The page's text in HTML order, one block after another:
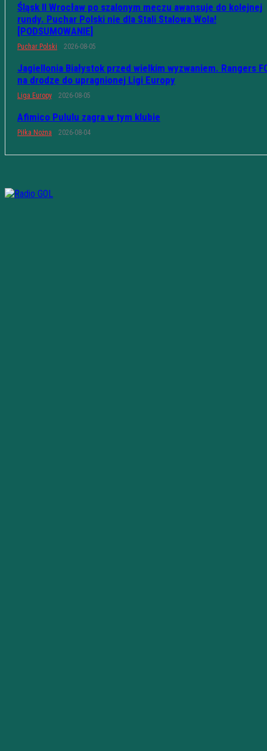
Śląsk II Wrocław po szalonym meczu awansuje do kolejnej
rundy. Puchar Polski nie dla Stali Stalowa Wola!
[PODSUMOWANIE]
Puchar Polski 2026-08-05
Jagiellonia Białystok przed wielkim wyzwaniem. Rangers
na drodze do upragnionej Ligi Europy
Liga Europy 2026-08-05
Afimico Pululu zagra w tym klubie
Piłka Nożna 2026-08-04